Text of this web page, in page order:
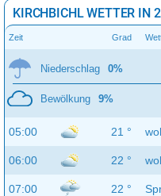
KIRCHBICHL WETTER IN
Zeit Grad
Niederschlag 0%
Bewölkung 9%
05:00 21 °
06:00 22 °
07:00 22 °